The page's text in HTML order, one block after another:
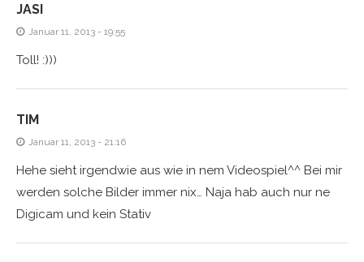
JASI
Januar 11, 2013 - 19:55
Toll! :)))
TIM
Januar 11, 2013 - 21:16
Hehe sieht irgendwie aus wie in nem Videospiel^^ Bei mir
werden solche Bilder immer nix… Naja hab auch nur ne
Digicam und kein Stativ